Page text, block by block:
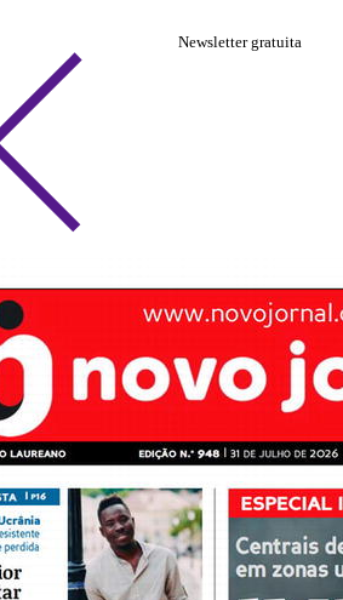
Newsletter gratuita